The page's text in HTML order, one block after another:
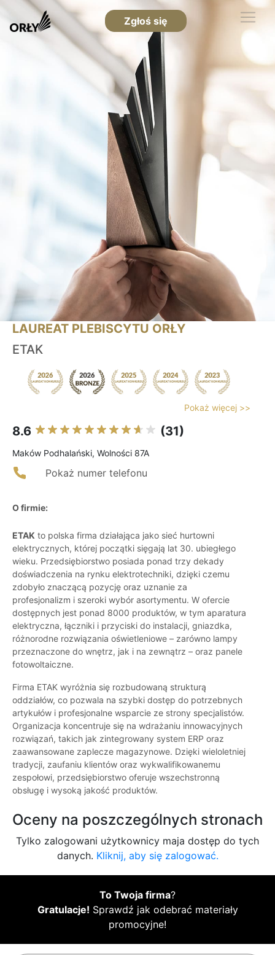
Zgłoś się
LAUREAT PLEBISCYTU ORŁY
ETAK
Pokaż więcej >>
8.6 (31)
Maków Podhalański, Wolności 87A
Pokaż numer telefonu
O firmie:
ETAK to polska firma działająca jako sieć hurtowni
elektrycznych, której początki sięgają lat 30. ubiegłego
wieku. Przedsiębiorstwo posiada ponad trzy dekady
doświadczenia na rynku elektrotechniki, dzięki czemu
zdobyło znaczącą pozycję oraz uznanie za
profesjonalizm i szeroki wybór asortymentu. W ofercie
dostępnych jest ponad 8000 produktów, w tym aparatura
elektryczna, łączniki i przyciski do instalacji, gniazdka,
różnorodne rozwiązania oświetleniowe – zarówno lampy
przeznaczone do wnętrz, jak i na zewnątrz – oraz panele
fotowoltaiczne.
Firma ETAK wyróżnia się rozbudowaną strukturą
oddziałów, co pozwala na szybki dostęp do potrzebnych
artykułów i profesjonalne wsparcie ze strony specjalistów.
Organizacja koncentruje się na wdrażaniu innowacyjnych
rozwiązań, takich jak zintegrowany system ERP oraz
zaawansowane zaplecze magazynowe. Dzięki wieloletniej
tradycji, zaufaniu klientów oraz wykwalifikowanemu
zespołowi, przedsiębiorstwo oferuje wszechstronną
obsługę i wysoką jakość produktów.
Oceny na poszczególnych stronach
Tylko zalogowani użytkownicy maja dostęp do tych
danych. Kliknij, aby się zalogować.
To Twoja firma?
Gratulacje! Sprawdź jak odebrać materiały
promocyjne!